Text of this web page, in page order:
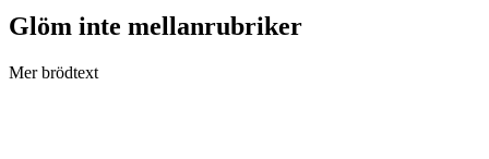
Glöm inte mellanrubriker
Mer brödtext